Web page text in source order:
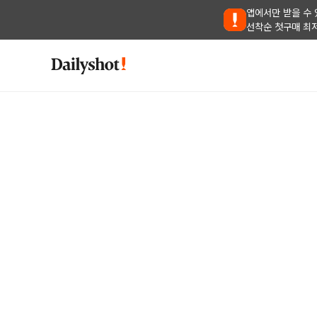
앱에서만 받을 수
선착순 첫구매 최